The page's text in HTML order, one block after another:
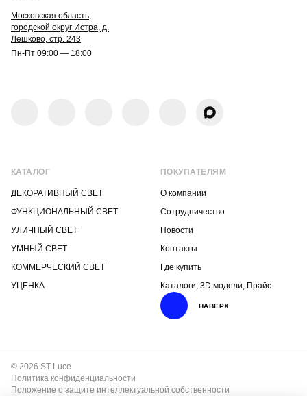
Московская область,
городской округ Истра, д.
Лешково, стр. 243
Пн-Пт 09:00 — 18:00
КАТАЛОГ
ДЕКОРАТИВНЫЙ СВЕТ
ФУНКЦИОНАЛЬНЫЙ СВЕТ
УЛИЧНЫЙ СВЕТ
УМНЫЙ СВЕТ
КОММЕРЧЕСКИЙ СВЕТ
УЦЕНКА
ПОКУПАТЕЛЯМ
О компании
Сотрудничество
Новости
Контакты
Где купить
Каталоги, 3D модели, Прайс
НАВЕРХ
© 2026 ST Luce
Политика конфиденциальности
Положение о защите интеллектуальной собственности